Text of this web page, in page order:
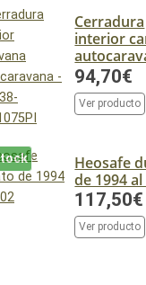
Cerradura
interior
94,70€
Ver producto
Heosafe
de 1994
117,50€
Ver producto